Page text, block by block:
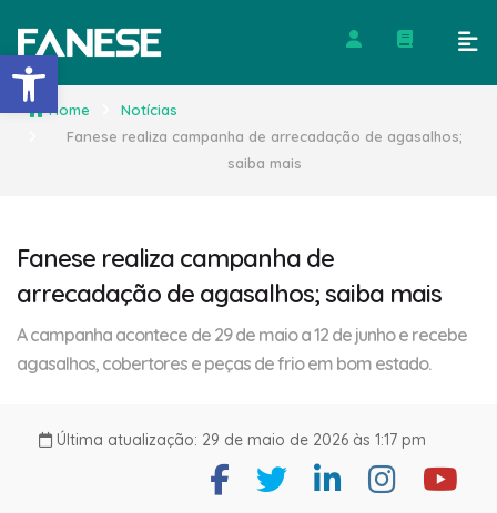
Barra de Ferramentas
Home
Notícias
Fanese realiza campanha de arrecadação de agasalhos;
saiba mais
Fanese realiza campanha de
arrecadação de agasalhos; saiba mais
A campanha acontece de 29 de maio a 12 de junho e recebe
agasalhos, cobertores e peças de frio em bom estado.
Última atualização: 29 de maio de 2026 às 1:17 pm